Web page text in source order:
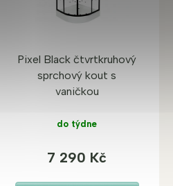
Pixel Black čtvrtkruhový
sprchový kout s
vaničkou
do týdne
7 290 Kč